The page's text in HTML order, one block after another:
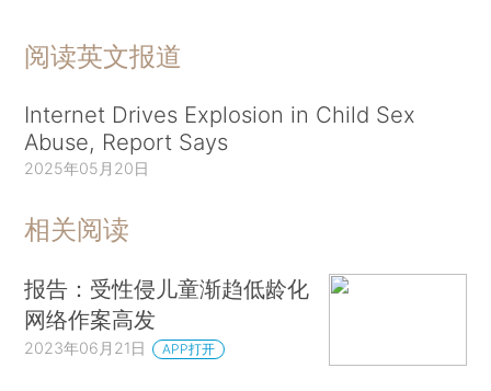
阅读英文报道
Internet Drives Explosion in Child Sex
Abuse, Report Says
2025年05月20日
相关阅读
报告：受性侵儿童渐趋低龄化
网络作案高发
2023年06月21日 APP打开